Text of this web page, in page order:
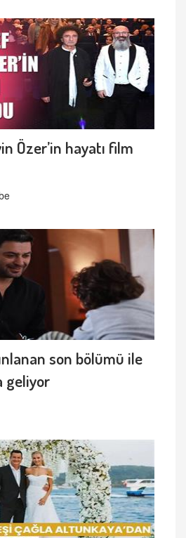
Özer’in hayatı film
son bölümü ile
geliyor